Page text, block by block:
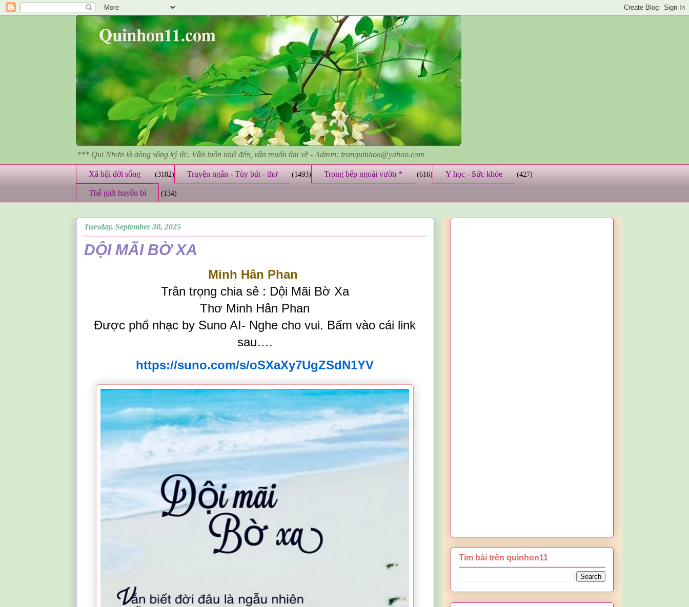
*** Qui Nhơn là dòng sông ký ức. Vẫn luôn nhớ đến, vẫn muốn tìm về - Admin: tranquinhon@yahoo.com
Xã hội đời sống (3182) Truyện ngắn - Tùy bút - thơ (1493) Trong bếp ngoài vườn * (616) Y học - Sức khỏe (427)
Thế giới huyền bí (134)
Tuesday, September 30, 2025
DỘI MÃI BỜ XA
Minh Hân Phan
Trân trọng chia sẻ : Dội Mãi Bờ Xa
Thơ Minh Hân Phan
Được phổ nhạc by Suno AI- Nghe cho vui. Bấm vào cái link
sau….
https://suno.com/s/oSXaXy7UgZSdN1YV
Tìm bài trên quinhon11